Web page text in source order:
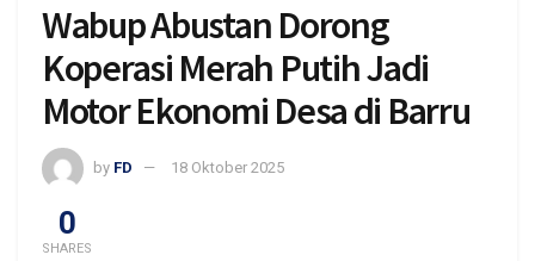
Wabup Abustan Dorong
Koperasi Merah Putih Jadi
Motor Ekonomi Desa di Barru
by FD 18 Oktober 2025
0
SHARES